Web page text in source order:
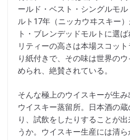
ールド・ベスト・シングルモ
ルト17年（ニッカウヰスキー
ト・ブレンデッドモルトに選
リティーの高さは本場スコッ
り紙付きで、その味は世界の
められ、絶賛されている。
そんな極上のウイスキーが生
ウイスキー蒸留所。日本酒の
り、試飲をしたりすることが
うか。ウイスキー生産には清